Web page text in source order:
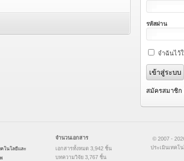
รหัสผ่าน
จำฉันไว้
สมัครสมาชิก
คโนโลยีและ
จำนวนเอกสาร
เอกสารทั้งหมด 3,942 ชิ้น
บทความวิจัย 3,767 ชิ้น
© 2007 -
ประเมินเทคโ